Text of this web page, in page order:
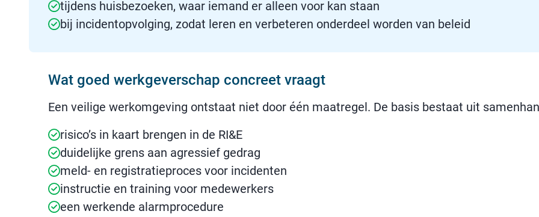
tijdens huisbezoeken, waar iemand er alleen voor kan staan
bij incidentopvolging, zodat leren en verbeteren onderdeel worden van beleid
Wat goed werkgeverschap concreet vraagt
Een veilige werkomgeving ontstaat niet door één maatregel. De basis bestaat uit
risico’s in kaart brengen in de RI&E
duidelijke grens aan agressief gedrag
meld- en registratieproces voor incidenten
instructie en training voor medewerkers
een werkende alarmprocedure